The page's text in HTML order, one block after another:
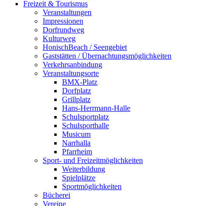
Freizeit & Tourismus
Veranstaltungen
Impressionen
Dorfrundweg
Kulturweg
HonischBeach / Seengebiet
Gaststätten / Übernachtungsmöglichkeiten
Verkehrsanbindung
Veranstaltungsorte
BMX-Platz
Dorfplatz
Grillplatz
Hans-Herrmann-Halle
Schulsportplatz
Schulsporthalle
Musicum
Narrhalla
Pfarrheim
Sport- und Freizeitmöglichkeiten
Weiterbildung
Spielplätze
Sportmöglichkeiten
Bücherei
Vereine